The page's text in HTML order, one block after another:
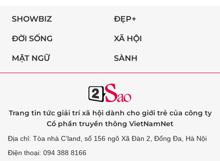
SHOWBIZ ĐẸP+
ĐỜI SỐNG XÃ HỘI
MẬT NGỮ SÀNH
Trang tin tức giải trí xã hội dành cho giới trẻ của công ty
Cổ phần truyền thông VietNamNet
Địa chỉ: Tòa nhà C’land, số 156 ngõ Xã Đàn 2, Đống Đa, Hà Nội
Điện thoại: 094 388 8166